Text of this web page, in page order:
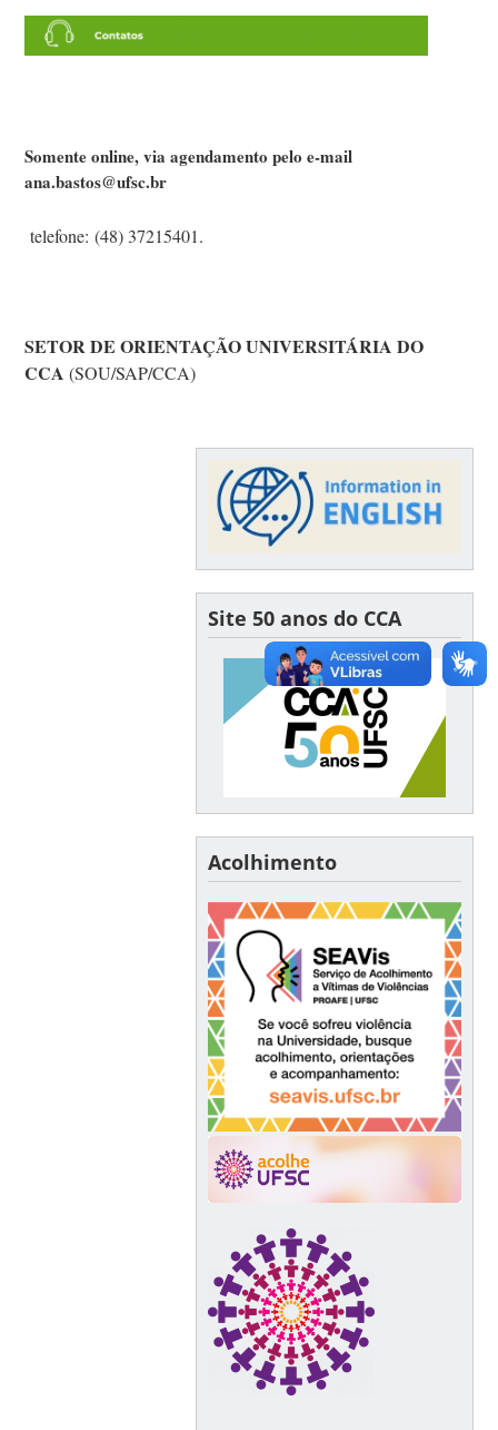
Somente online, via agendamento pelo e-mail
ana.bastos@ufsc.br
telefone:(48) 37215401.
SETOR DE ORIENTAÇÃO UNIVERSITÁRIA DO
CCA (SOU/SAP/CCA)
Site 50 anos do CCA
Acolhimento